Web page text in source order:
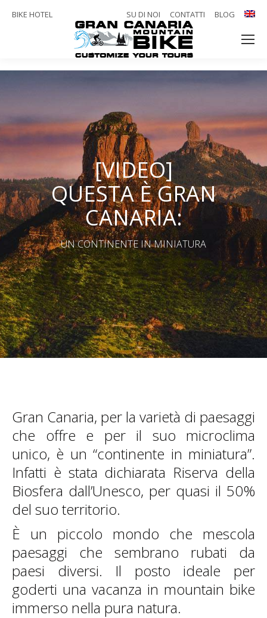
BIKE HOTEL SU DI NOI CONTATTI BLOG
[VIDEO]
QUESTA È GRAN
CANARIA:
UN CONTINENTE IN MINIATURA
Gran Canaria, per la varietà di paesaggi
che offre e per il suo microclima
unico, è un “continente in miniatura”.
Infatti è stata dichiarata Riserva della
Biosfera dall’Unesco, per quasi il 50%
del suo territorio.
È un piccolo mondo che mescola
paesaggi che sembrano rubati da
paesi diversi. Il posto ideale per
goderti una vacanza in mountain bike
immerso nella pura natura.